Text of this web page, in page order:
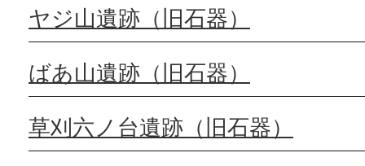
ヤジ山遺跡（旧石器）
ばあ山遺跡（旧石器）
草刈六ノ台遺跡（旧石器）